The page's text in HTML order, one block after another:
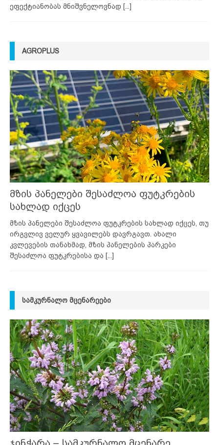
ეფექტიანობას მნიშვნელოვნად [...]
AGROPLUS
მზის პანელები შესაძლოა ფუტკრების
სახლად იქცეს
მზის პანელები შესაძლოა ფუტკრების სახლად იქცეს, თუ
ირგვლივ ველურ ყვავილებს დავრგავთ. ახალი
კვლევების თანახმად, მზის პანელების პარკები
შესაძლოა ფუტკრებისა და [...]
ᲡᲐᲛᲙᲣᲠᲜᲐᲚᲝ ᲛᲪᲔᲜᲐᲠᲔᲔᲑᲘ